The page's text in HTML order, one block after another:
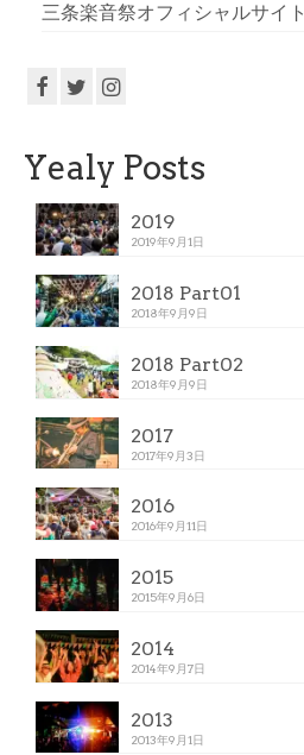
三条楽音祭オフィシャルサイト
Yealy Posts
2019
2019年9月1日
2018 Part01
2018年9月9日
2018 Part02
2018年9月9日
2017
2017年9月3日
2016
2016年9月11日
2015
2015年9月6日
2014
2014年9月7日
2013
2013年9月1日